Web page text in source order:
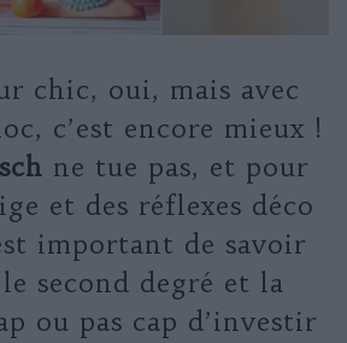
chic, oui, mais avec
c’est encore mieux !
ne tue pas, et pour
et des réflexes déco
important de savoir
second degré et la
ou pas cap d’investir